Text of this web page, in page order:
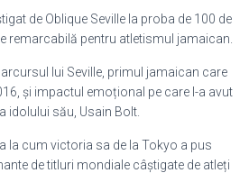
G
A
I
O
de Oblique Seville la proba de 100 de
remarcabilă pentru atletismul jamaican.
lui Seville, primul jamaican care
și impactul emoțional pe care l-a avut
idolului său, Usain Bolt.
la cum victoria sa de la Tokyo a pus
de titluri mondiale câștigate de atleți